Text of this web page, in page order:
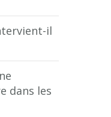
il
dans les